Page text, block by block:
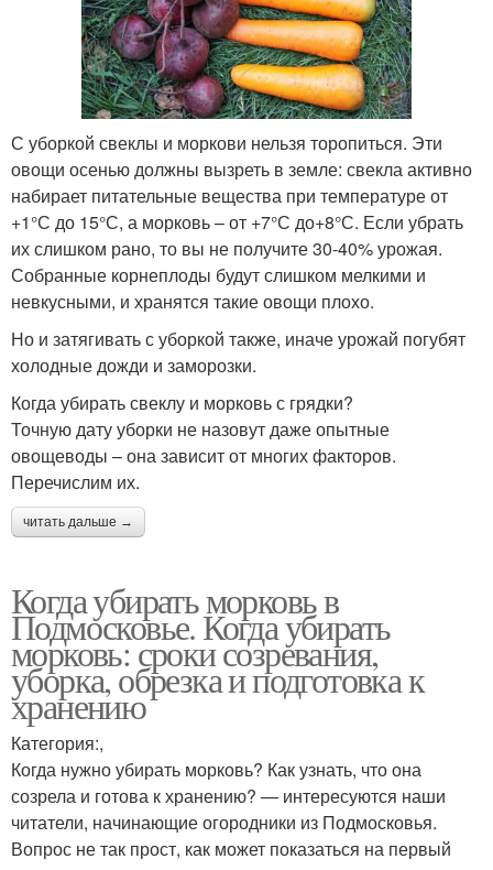
С уборкой свеклы и моркови нельзя торопиться. Эти
овощи осенью должны вызреть в земле: свекла активно
набирает питательные вещества при температуре от
+1°С до 15°С, а морковь – от +7°С до+8°С. Если убрать
их слишком рано, то вы не получите 30-40% урожая.
Собранные корнеплоды будут слишком мелкими и
невкусными, и хранятся такие овощи плохо.
Но и затягивать с уборкой также, иначе урожай погубят
холодные дожди и заморозки.
Когда убирать свеклу и морковь с грядки?
Точную дату уборки не назовут даже опытные
овощеводы – она зависит от многих факторов.
Перечислим их.
читать дальше →
Когда убирать морковь в
Подмосковье. Когда убирать
морковь: сроки созревания,
уборка, обрезка и подготовка к
хранению
Категория:,
Когда нужно убирать морковь? Как узнать, что она
созрела и готова к хранению? — интересуются наши
читатели, начинающие огородники из Подмосковья.
Вопрос не так прост, как может показаться на первый